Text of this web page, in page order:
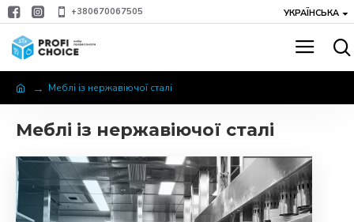
+380670067505 УКРАЇНСЬКА
Меблі із нержавіючої сталі
Меблі із нержавіючої сталі